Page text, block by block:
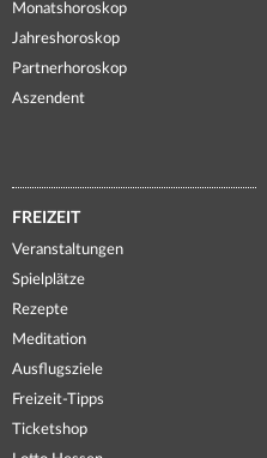
Monatshoroskop
Jahreshoroskop
Partnerhoroskop
Aszendent
FREIZEIT
Veranstaltungen
Spielplätze
Rezepte
Meditation
Ausflugsziele
Freizeit-Tipps
Ticketshop